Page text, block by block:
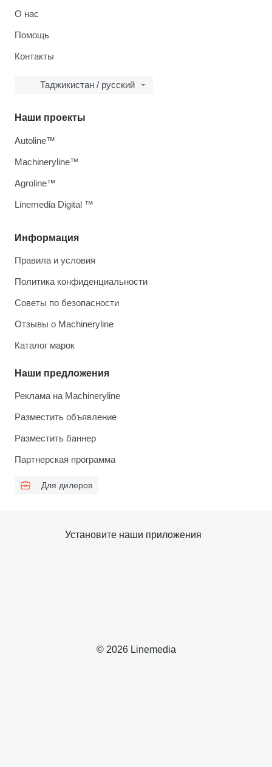
О нас
Помощь
Контакты
Таджикистан / русский
Информация
Правила и условия
Политика конфиденциальности
Советы по безопасности
Отзывы о Machineryline
Каталог марок
Наши предложения
Реклама на Machineryline
Разместить объявление
Разместить баннер
Партнерская программа
Для дилеров
Наши проекты
Autoline™
Machineryline™
Agroline™
Linemedia Digital ™
© 2026 Linemedia
Установите наши приложения